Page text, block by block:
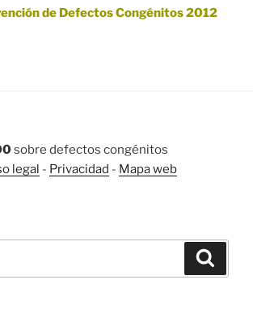
de Defectos Congénitos 2012
sobre defectos congénitos
legal - Privacidad - Mapa web